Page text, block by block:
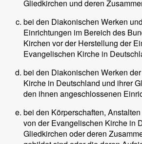
Gliedkirchen und deren
bei den Diakonischen Werken
Einrichtungen im Bereich des
Kirchen vor der Herstellung der
Evangelischen Kirche in
bei den Diakonischen Werken
Kirche in Deutschland und ihrer
den ihnen angeschlossenen
bei den Körperschaften,
von der Evangelischen Kirche in
Gliedkirchen oder deren